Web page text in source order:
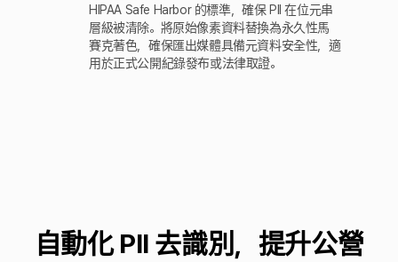
HIPAA Safe Harbor 的標準，確保 PII 在位元串
層級被清除。將原始像素資料替換為永久性馬
賽克著色，確保匯出媒體具備元資料安全性，適
用於正式公開紀錄發布或法律取證。
自動化 PII 去識別，提升公營